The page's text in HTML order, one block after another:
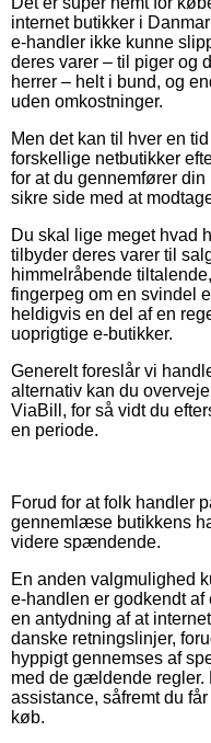
internet butikker i
e-handler ikke kunne
deres varer – til piger og
herrer – helt i bund, og
uden omkostninger.
Men det kan til hver en
forskellige netbutikker
for at du gennemfører
sikre side med at
Du skal lige meget hvad
tilbyder deres varer til
himmelråbende
fingerpeg om en svindel
heldigvis en del af en
uoprigtige e-butikker.
Generelt foreslår vi
alternativ kan du
ViaBill, for så vidt du
en periode.
Forud for at folk handler
gennemlæse butikkens
videre spændende.
En anden valgmulighed
e-handlen er godkendt
en antydning af at
danske retningslinjer,
hyppigt gennemses af
med de gældende regler.
assistance, såfremt du
køb.